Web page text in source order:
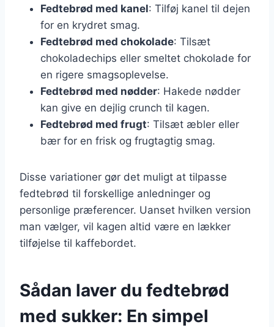
Fedtebrød med kanel: Tilføj kanel til dejen
for en krydret smag.
Fedtebrød med chokolade: Tilsæt
chokoladechips eller smeltet chokolade for
en rigere smagsoplevelse.
Fedtebrød med nødder: Hakede nødder
kan give en dejlig crunch til kagen.
Fedtebrød med frugt: Tilsæt æbler eller
bær for en frisk og frugtagtig smag.
Disse variationer gør det muligt at tilpasse
fedtebrød til forskellige anledninger og
personlige præferencer. Uanset hvilken version
man vælger, vil kagen altid være en lækker
tilføjelse til kaffebordet.
Sådan laver du fedtebrød
med sukker: En simpel